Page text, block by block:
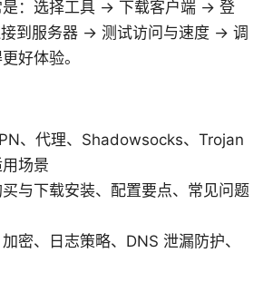
：选择工具 -> 下载客户端 -> 登
到服务器 -> 测试访问与速度 -> 调
好体验。
、代理、Shadowsocks、Trojan
场景
与下载安装、配置要点、常见问题
密、日志策略、DNS 泄漏防护、